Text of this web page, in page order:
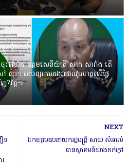
ចុះលោក ឧត្តមសេនីយ៍ត្រី សាក់ សារាំង តើ
ា មេបញ្ជាការកងរាជអាវុធហត្ថលើផ្ទៃ
?វគ្គ១
NEXT
ឯកឧត្តមឧបនាយករដ្ឋមន្ត្រី សាយ សំអាល់
បានស្វាគមន៍យ៉ាងកក់ក្តៅ
ន